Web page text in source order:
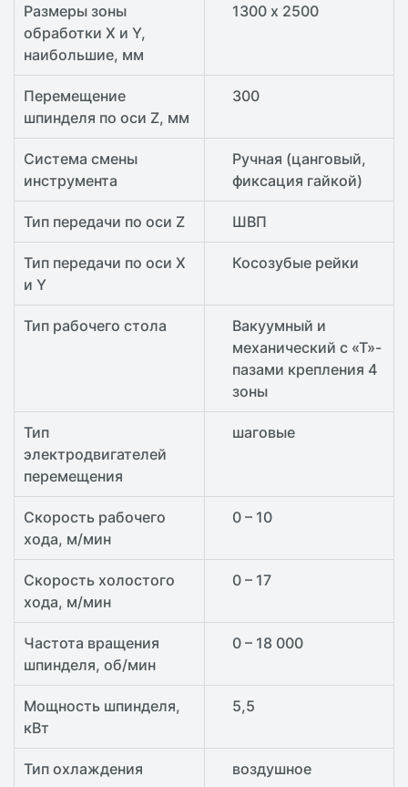
Размеры зоны
обработки X и Y,
наибольшие, мм
1300 х 2500
Перемещение
шпинделя по оси Z, мм
300
Система смены
инструмента
Ручная (цанговый,
фиксация гайкой)
Тип передачи по оси Z ШВП
Тип передачи по оси X
и Y
Косозубые рейки
Тип рабочего стола
Вакуумный и
механический с «Т»-
пазами крепления 4
зоны
Тип
электродвигателей
перемещения
шаговые
Скорость рабочего
хода, м/мин
0 – 10
Скорость холостого
хода, м/мин
0 – 17
Частота вращения
шпинделя, об/мин
0 – 18 000
Мощность шпинделя,
кВт
5,5
Тип охлаждения
воздушное